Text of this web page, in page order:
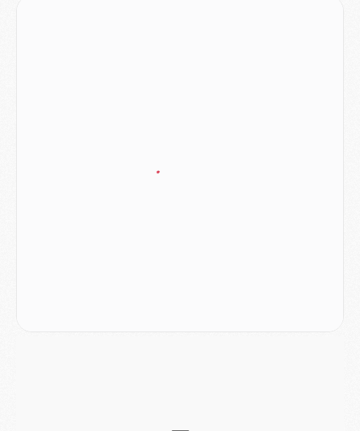
- Quatre retours importants dans le groupe du PSG, et un plus discret